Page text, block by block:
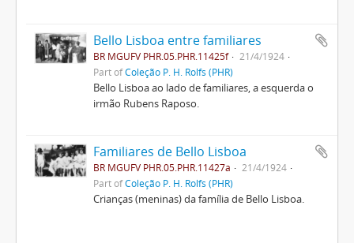
Bello Lisboa entre familiares
BR MGUFV PHR.05.PHR.11425f
21/4/1924
Part ofColeção P. H. Rolfs (PHR)
Bello Lisboa ao lado de familiares, a esquerda o
irmão Rubens Raposo.
Familiares de Bello Lisboa
BR MGUFV PHR.05.PHR.11427a
21/4/1924
Part ofColeção P. H. Rolfs (PHR)
Crianças (meninas) da família de Bello Lisboa.